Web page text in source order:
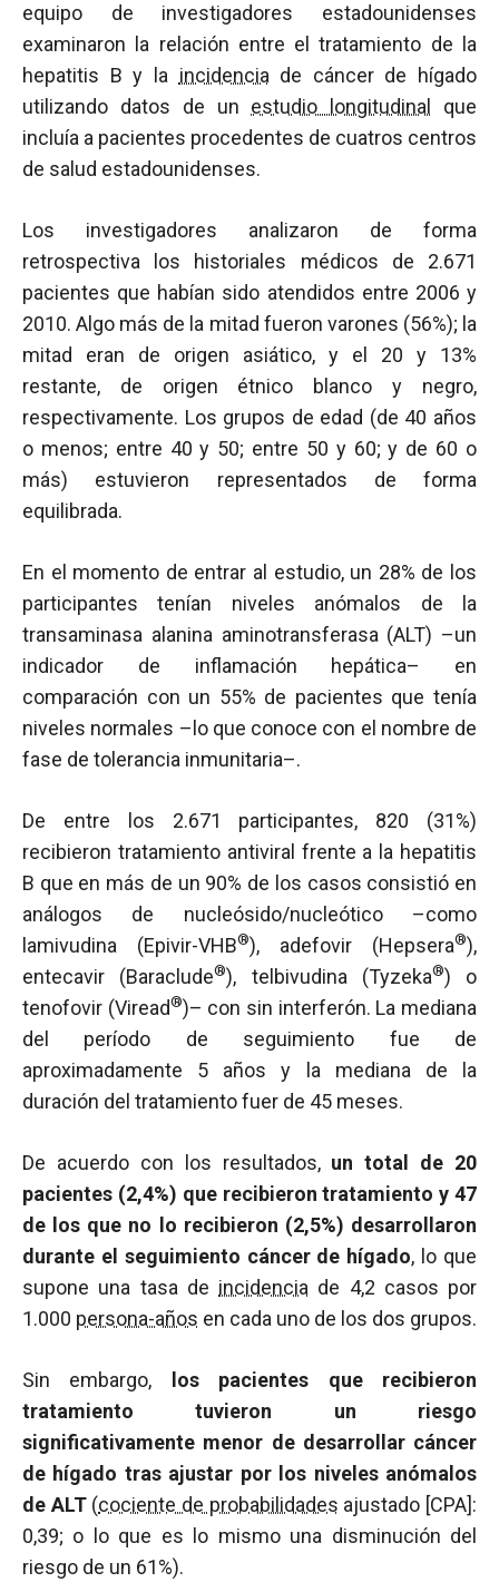
equipo de investigadores estadounidenses
examinaron la relación entre el tratamiento de la
hepatitis B y la incidencia de cáncer de hígado
utilizando datos de un estudio longitudinal
que
incluía a pacientes procedentes de cuatros centros
de salud estadounidenses.
Los investigadores analizaron de forma
retrospectiva los historiales médicos de 2.671
pacientes que habían sido atendidos entre 2006 y
2010. Algo más de la mitad fueron varones (56%); la
mitad eran de origen asiático, y el 20 y 13%
restante, de origen étnico blanco y negro,
respectivamente. Los grupos de edad (de 40 años
o menos; entre 40 y 50; entre 50 y 60; y de 60 o
más) estuvieron representados de forma
equilibrada.
En el momento de entrar al estudio, un 28% de los
participantes tenían niveles anómalos de la
transaminasa alanina aminotransferasa (ALT) –un
indicador de inflamación hepática– en
comparación con un 55% de pacientes que tenía
niveles normales –lo que conoce con el nombre de
fase de tolerancia inmunitaria–.
De entre los 2.671 participantes, 820 (31%)
recibieron tratamiento antiviral frente a la hepatitis
B que en más de un 90% de los casos consistió en
análogos de nucleósido/nucleótico –como
lamivudina (Epivir-VHB®), adefovir (Hepsera®),
entecavir (Baraclude®), telbivudina (Tyzeka®) o
tenofovir (Viread®)– con sin interferón. La mediana
del período de seguimiento fue de
aproximadamente 5 años y la mediana de la
duración del tratamiento fuer de 45 meses.
De acuerdo con los resultados, un total de 20
pacientes (2,4%) que recibieron tratamiento y 47
de los que no lo recibieron (2,5%) desarrollaron
durante el seguimiento cáncer de hígado, lo que
supone una tasa de incidencia de 4,2 casos por
1.000 persona-años en cada uno de los dos grupos.
Sin embargo,
los pacientes que recibieron
tratamiento tuvieron un riesgo
significativamente menor de desarrollar cáncer
de hígado tras ajustar por los niveles anómalos
de ALT(cociente de probabilidades ajustado [CPA]:
0,39; o lo que es lo mismo una disminución del
riesgo de un 61%).